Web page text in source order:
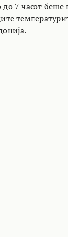
7 часот беше